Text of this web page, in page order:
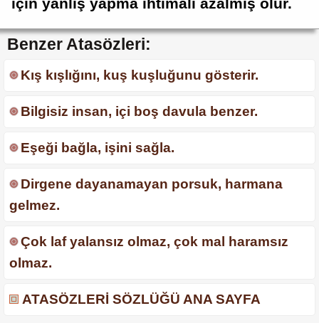
Benzer Atasözleri:
Kış kışlığını, kuş kuşluğunu gösterir.
Bilgisiz insan, içi boş davula benzer.
Eşeği bağla, işini sağla.
Dirgene dayanamayan porsuk, harmana
gelmez.
Çok laf yalansız olmaz, çok mal haramsız
olmaz.
ATASÖZLERİ SÖZLÜĞÜ ANA SAYFA